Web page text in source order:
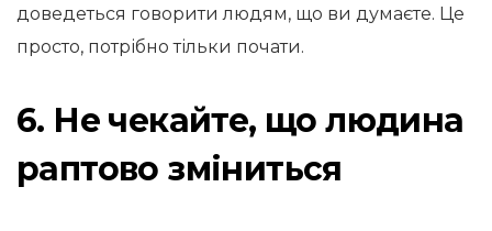
доведеться говорити людям, що ви думаєте. Це
просто, потрібно тільки почати.
6. Не чекайте, що людина
раптово зміниться